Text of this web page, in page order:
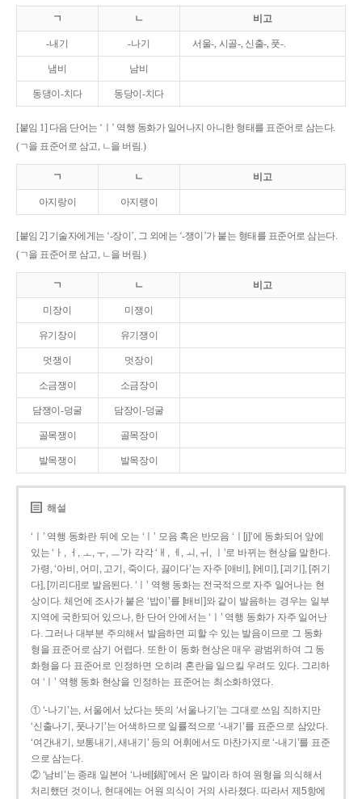
ㄱ ㄴ 비고
-내기 -나기 서울-, 시골-, 신출-, 풋-.
냄비 남비
동댕이-치다 동당이-치다
[붙임 1] 다음 단어는 ‘ㅣ’ 역행 동화가 일어나지 아니한 형태를 표준어로 삼는다.
(ㄱ을 표준어로 삼고, ㄴ을 버림.)
ㄱ ㄴ 비고
아지랑이 아지랭이
[붙임 2] 기술자에게는 ‘-장이’, 그 외에는 ‘-쟁이’가 붙는 형태를 표준어로 삼는다.
(ㄱ을 표준어로 삼고, ㄴ을 버림.)
ㄱ ㄴ 비고
미장이 미쟁이
유기장이 유기쟁이
멋쟁이 멋장이
소금쟁이 소금장이
담쟁이-덩굴 담장이-덩굴
골목쟁이 골목장이
발목쟁이 발목장이
해설
‘ㅣ’ 역행 동화란 뒤에 오는 ‘ㅣ’ 모음 혹은 반모음 ‘ㅣ[j]’에 동화되어 앞에
있는 ‘ㅏ, ㅓ, ㅗ, ㅜ, ㅡ’가 각각 ‘ㅐ, ㅔ, ㅚ, ㅟ, ㅣ’로 바뀌는 현상을 말한다.
가령, ‘아비, 어미, 고기, 죽이다, 끓이다’는 자주 [애비], [에미], [괴기], [쥐기
다], [끼리다]로 발음된다. ‘ㅣ’ 역행 동화는 전국적으로 자주 일어나는 현
상이다. 체언에 조사가 붙은 ‘밥이’를 [배비]와 같이 발음하는 경우는 일부
지역에 국한되어 있으나, 한 단어 안에서는 ‘ㅣ’ 역행 동화가 자주 일어난
다. 그러나 대부분 주의해서 발음하면 피할 수 있는 발음이므로 그 동화
형을 표준어로 삼기 어렵다. 또한 이 동화 현상은 매우 광범위하여 그 동
화형을 다 표준어로 인정하면 오히려 혼란을 일으킬 우려도 있다. 그리하
여 ‘ㅣ’ 역행 동화 현상을 인정하는 표준어는 최소화하였다.
① ‘-나기’는, 서울에서 났다는 뜻의 ‘서울나기’는 그대로 쓰임 직하지만
‘신출나기, 풋나기’는 어색하므로 일률적으로 ‘-내기’를 표준으로 삼았다.
‘여간내기, 보통내기, 새내기’ 등의 어휘에서도 마찬가지로 ‘-내기’를 표준
으로 삼는다.
② ‘남비’는 종래 일본어 ‘나베[鍋]’에서 온 말이라 하여 원형을 의식해서
처리했던 것이나, 현대에는 어원 의식이 거의 사라졌다. 따라서 제5항에